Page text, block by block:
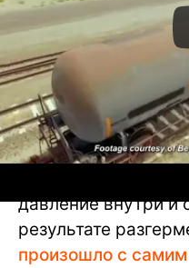
Отсюда следует,
давление внутри и
результате
произошло с самим